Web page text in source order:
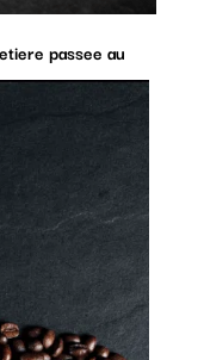
passee au